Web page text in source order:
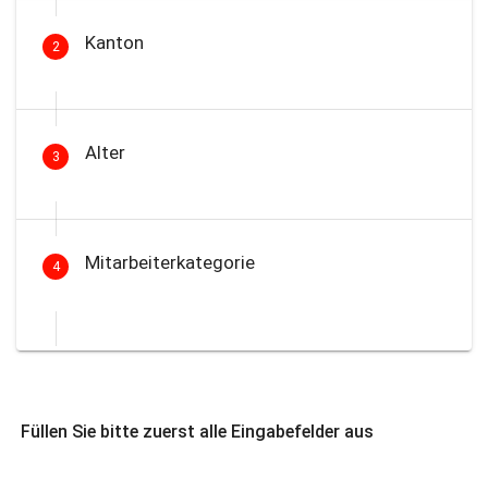
2 Kanton
3 Alter
4 Mitarbeiterkategorie
Füllen Sie bitte zuerst alle Eingabefelder aus